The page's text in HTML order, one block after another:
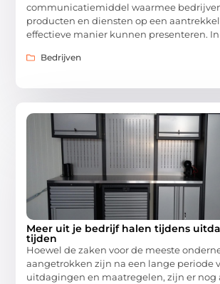
communicatiemiddel waarmee
producten en diensten op een
effectieve manier kunnen presenteren.
Bedrijven
Meer uit je bedrijf halen tijdens
tijden
Hoewel de zaken voor de meeste
aangetrokken zijn na een lange periode
uitdagingen en maatregelen, zijn er nog